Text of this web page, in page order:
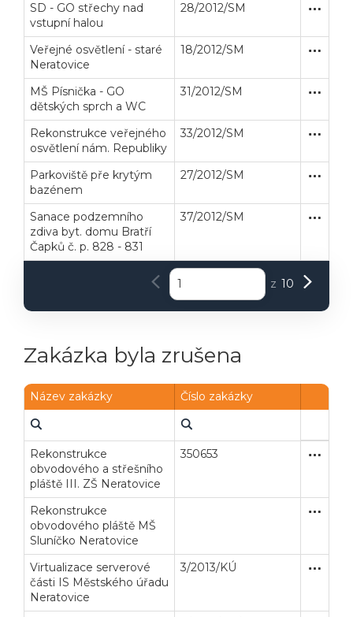
SD - GO střechy nad
vstupní halou
28/2012/SM
Veřejné osvětlení - staré
Neratovice
18/2012/SM
MŠ Písnička - GO
dětských sprch a WC
31/2012/SM
Rekonstrukce veřejného
osvětlení nám. Republiky
33/2012/SM
Parkoviště pře krytým
bazénem
27/2012/SM
Sanace podzemního
zdiva byt. domu Bratří
Čapků č. p. 828 - 831
37/2012/SM
z 10
Zakázka byla zrušena
Název zakázky Číslo zakázky
Rekonstrukce
obvodového a střešního
pláště III. ZŠ Neratovice
350653
Rekonstrukce
obvodového pláště MŠ
Sluníčko Neratovice
Virtualizace serverové
části IS Městského úřadu
Neratovice
3/2013/KÚ
Veřejné zakázky
Poslat